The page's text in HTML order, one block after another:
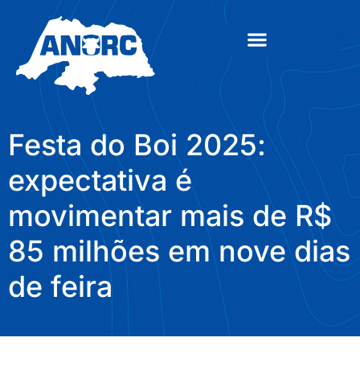
Festa do Boi 2025:
expectativa é
movimentar mais de R$
85 milhões em nove dias
de feira